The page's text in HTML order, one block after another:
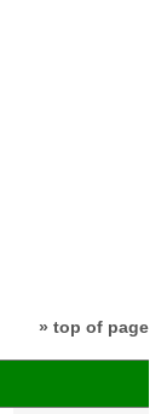
» top of page